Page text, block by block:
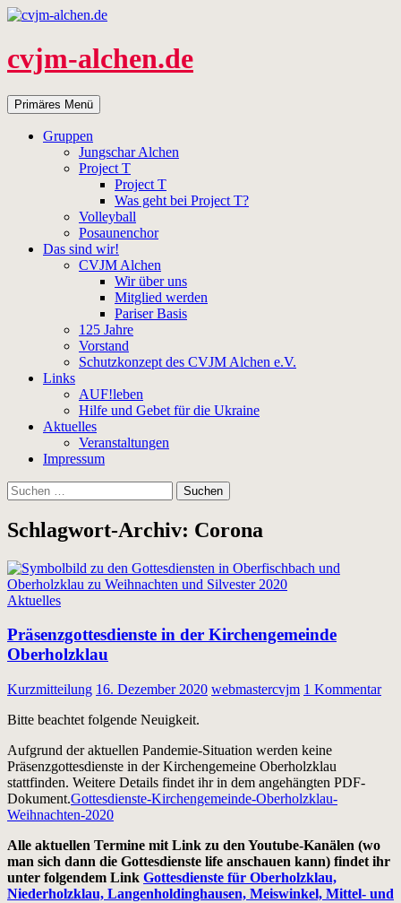
Zum
springen
cvjm-alchen.de
Suchen
Primäres Menü
Gruppen
Jungschar Alchen
Project T
Project T
Was geht bei Project T?
Volleyball
Posaunenchor
Das sind wir!
CVJM Alchen
Wir über uns
Mitglied werden
Pariser Basis
125 Jahre
Vorstand
Schutzkonzept des CVJM Alchen e.V.
Links
AUF!leben
Hilfe und Gebet für die Ukraine
Aktuelles
Veranstaltungen
Impressum
Suchen
nach:
Schlagwort-Archiv: Corona
Aktuelles
Präsenzgottesdienste in der Kirchengemeinde
Oberholzklau
Kurzmitteilung 16. Dezember 2020 webmastercvjm 1 Kommentar
Bitte beachtet folgende Neuigkeit.
Aufgrund der aktuellen Pandemie-Situation werden keine
Präsenzgottesdienste in der Kirchengemeine Oberholzklau
stattfinden. Weitere Details findet ihr in dem angehängten PDF-
Dokument.Gottesdienste-Kirchengemeinde-Oberholzklau-
Weihnachten-2020
Alle aktuellen Termine mit Link zu den Youtube-Kanälen (wo
man sich dann die Gottesdienste life anschauen kann) findet ihr
unter folgendem Link Gottesdienste für Oberholzklau,
Niederholzklau, Langenholdinghausen, Meiswinkel, Mittel- und